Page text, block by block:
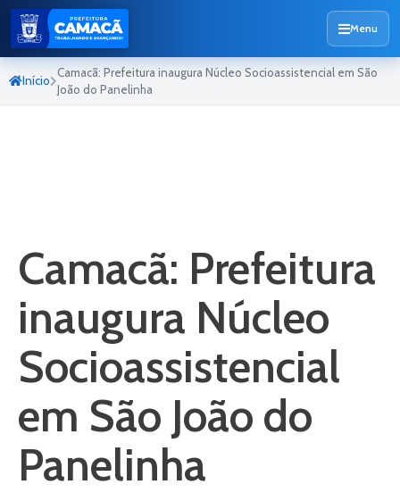
Menu
Início
Camacã: Prefeitura inaugura Núcleo Socioassistencial em São
João do Panelinha
Camacã: Prefeitura
inaugura Núcleo
Socioassistencial
em São João do
Panelinha